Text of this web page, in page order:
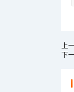
上
下